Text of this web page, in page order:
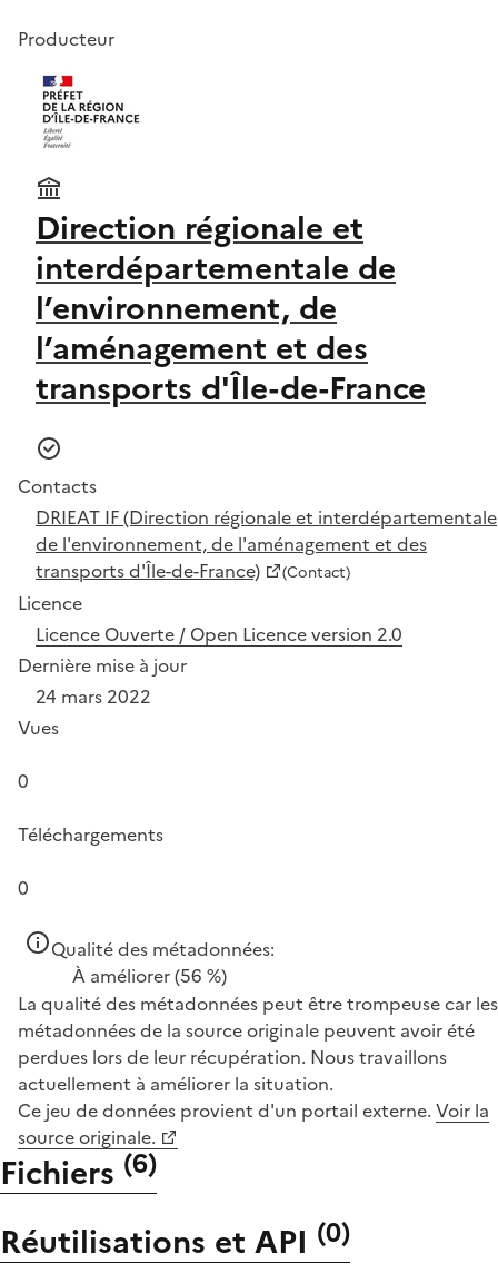
Producteur
Direction régionale et
interdépartementale de
l’environnement, de
l’aménagement et des
transports d'Île-de-France
Contacts
DRIEAT IF (Direction régionale et interdépartementale
de l'environnement, de l'aménagement et des
transports d'Île-de-France)
(Contact)
Licence
Licence Ouverte / Open Licence version 2.0
Dernière mise à jour
24 mars 2022
Vues
0
Téléchargements
0
Qualité des métadonnées:
À améliorer(56 %)
La qualité des métadonnées peut être trompeuse car les
métadonnées de la source originale peuvent avoir été
perdues lors de leur récupération. Nous travaillons
actuellement à améliorer la situation.
Ce jeu de données provient d'un portail externe. Voir la
source originale.
Fichiers (6)
Réutilisations et API (0)